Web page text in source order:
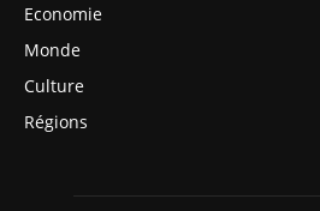
Economie
Monde
Culture
Régions